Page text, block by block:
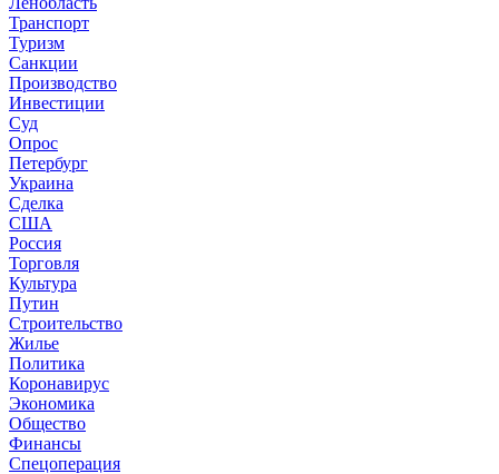
Транспорт
Туризм
Санкции
Производство
Инвестиции
Суд
Опрос
Петербург
Украина
Сделка
США
Россия
Торговля
Культура
Путин
Строительство
Жилье
Политика
Коронавирус
Экономика
Общество
Финансы
Спецоперация